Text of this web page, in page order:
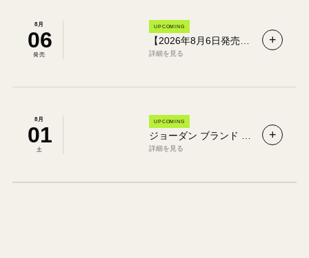
8月
06
発売
UPCOMING
詳細を見る
+
8月
01
土
UPCOMING
詳細を見る
+